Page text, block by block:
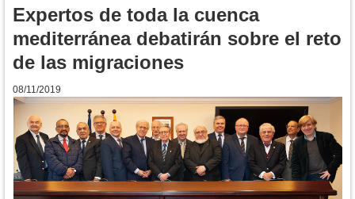
Expertos de toda la cuenca
mediterránea debatirán sobre el reto
de las migraciones
08/11/2019